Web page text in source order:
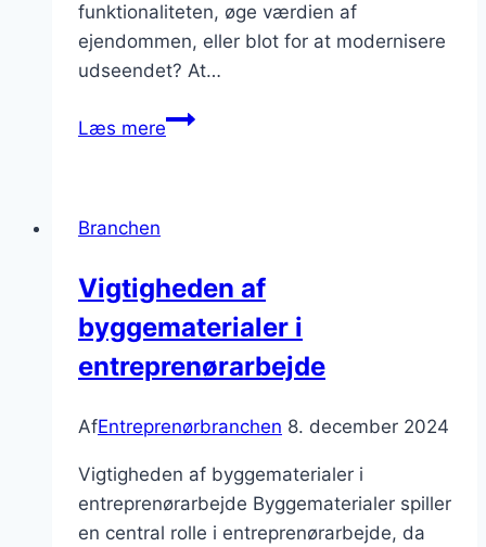
funktionaliteten, øge værdien af
ejendommen, eller blot for at modernisere
udseendet? At…
Læs mereBoligrenovering
moderne
hjem
Branchen
Vigtigheden af
byggematerialer i
entreprenørarbejde
AfEntreprenørbranchen 8. december 2024
Vigtigheden af byggematerialer i
entreprenørarbejde Byggematerialer spiller
en central rolle i entreprenørarbejde, da